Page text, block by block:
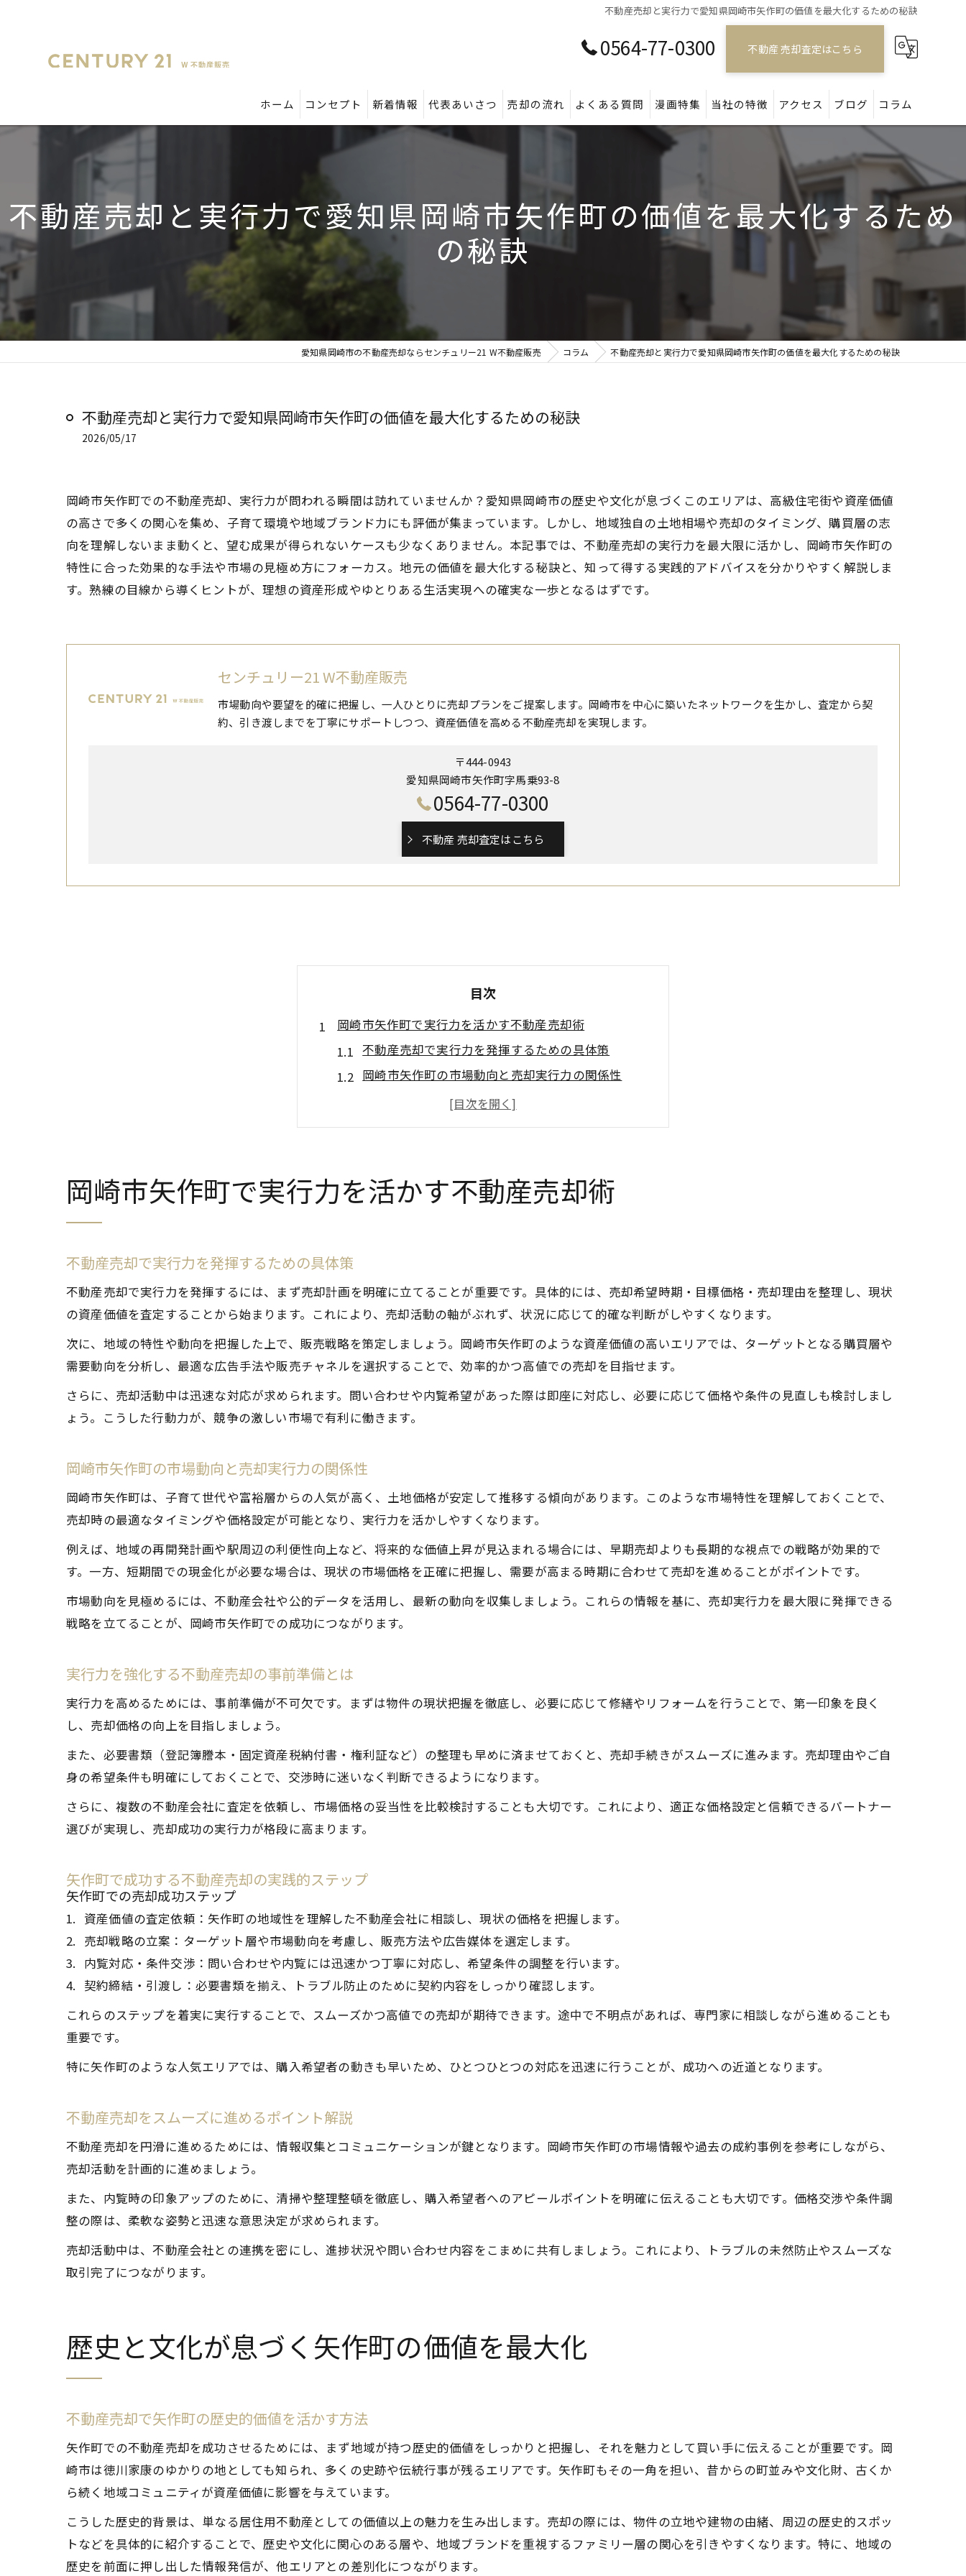
不動産売却と実行力で愛知県岡崎市矢作町の価値を最大化するための秘訣
0564-77-0300 不動産 売却査定はこちら
ホーム コンセプト 新着情報 代表あいさつ 売却の流れ よくある質問 漫画特集 当社の特徴
アパート
アクセス ブログ コラム
不動産売却と実行力で愛知県岡崎市矢作町の価値を最大化するため
の秘訣
愛知県岡崎市の不動産売却ならセンチュリー21 W不動産販売 コラム 不動産売却と実行力で愛知県岡崎市矢作町の価値を最大化するための秘訣
不動産売却と実行力で愛知県岡崎市矢作町の価値を最大化するための秘訣
2026/05/17
岡崎市矢作町での不動産売却、実行力が問われる瞬間は訪れていませんか？愛知県岡崎市の歴史や文化が息づくこのエリアは、高級住宅街や資産価値
の高さで多くの関心を集め、子育て環境や地域ブランド力にも評価が集まっています。しかし、地域独自の土地相場や売却のタイミング、購買層の志
向を理解しないまま動くと、望む成果が得られないケースも少なくありません。本記事では、不動産売却の実行力を最大限に活かし、岡崎市矢作町の
特性に合った効果的な手法や市場の見極め方にフォーカス。地元の価値を最大化する秘訣と、知って得する実践的アドバイスを分かりやすく解説しま
す。熟練の目線から導くヒントが、理想の資産形成やゆとりある生活実現への確実な一歩となるはずです。
センチュリー21 W不動産販売
市場動向や要望を的確に把握し、一人ひとりに売却プランをご提案します。岡崎市を中心に築いたネットワークを生かし、査定から契
約、引き渡しまでを丁寧にサポートしつつ、資産価値を高める不動産売却を実現します。
〒444-0943
愛知県岡崎市矢作町字馬乗93-8
0564-77-0300
不動産 売却査定はこちら
目次
岡崎市矢作町で実行力を活かす不動産売却術
不動産売却で実行力を発揮するための具体策
岡崎市矢作町の市場動向と売却実行力の関係性
実行力を強化する不動産売却の事前準備とは
矢作町で成功する不動産売却の実践的ステップ
歴史と文化が息づく矢作町の価値を最大化
不動産売却で矢作町の歴史的価値を活かす方法
不動産売却時に知りたい矢作町の魅力の伝え方
ゆとりある生活を叶える売却のコツ解説
不動産売却が叶えるゆとりある生活設計の秘訣
余裕ある暮らしへ導く不動産売却の進め方
生活満足度を上げる売却時のポイント
ゆとりのある資金計画と不動産売却の関係
矢作町ならではの土地相場と不動産売却の関係
不動産売却時に押さえるべき土地相場の特徴
矢作町の土地相場が売却価格に及ぼす影響
相場変動を見極めた不動産売却戦略の立て方
不動産売却で損しないための相場チェック法
土地相場データを活用した売却の成功術
子育て環境重視の方へ資産価値を高める方法
家族に選ばれる不動産売却のアピール方法
子育て世帯が注目する不動産売却のコツ
理想の売却タイミングと実践的な手順を紹介
不動産売却で失敗しない最適なタイミングの見極め
実践的な売却手順でスムーズな資産移行を実現
不動産売却を円滑に進めるステップと注意点
岡崎市矢作町で実行力を活かす不動産売却術
不動産売却で実行力を発揮するための具体策
不動産売却で実行力を発揮するには、まず売却計画を明確に立てることが重要です。具体的には、売却希望時期・目標価格・売却理由を整理し、現状
の資産価値を査定することから始まります。これにより、売却活動の軸がぶれず、状況に応じて的確な判断がしやすくなります。
次に、地域の特性や動向を把握した上で、販売戦略を策定しましょう。岡崎市矢作町のような資産価値の高いエリアでは、ターゲットとなる購買層や
需要動向を分析し、最適な広告手法や販売チャネルを選択することで、効率的かつ高値での売却を目指せます。
さらに、売却活動中は迅速な対応が求められます。問い合わせや内覧希望があった際は即座に対応し、必要に応じて価格や条件の見直しも検討しまし
ょう。こうした行動力が、競争の激しい市場で有利に働きます。
岡崎市矢作町の市場動向と売却実行力の関係性
岡崎市矢作町は、子育て世代や富裕層からの人気が高く、土地価格が安定して推移する傾向があります。このような市場特性を理解しておくことで、
売却時の最適なタイミングや価格設定が可能となり、実行力を活かしやすくなります。
例えば、地域の再開発計画や駅周辺の利便性向上など、将来的な価値上昇が見込まれる場合には、早期売却よりも長期的な視点での戦略が効果的で
す。一方、短期間での現金化が必要な場合は、現状の市場価格を正確に把握し、需要が高まる時期に合わせて売却を進めることがポイントです。
市場動向を見極めるには、不動産会社や公的データを活用し、最新の動向を収集しましょう。これらの情報を基に、売却実行力を最大限に発揮できる
戦略を立てることが、岡崎市矢作町での成功につながります。
実行力を強化する不動産売却の事前準備とは
実行力を高めるためには、事前準備が不可欠です。まずは物件の現状把握を徹底し、必要に応じて修繕やリフォームを行うことで、第一印象を良く
し、売却価格の向上を目指しましょう。
また、必要書類（登記簿謄本・固定資産税納付書・権利証など）の整理も早めに済ませておくと、売却手続きがスムーズに進みます。売却理由やご自
身の希望条件も明確にしておくことで、交渉時に迷いなく判断できるようになります。
さらに、複数の不動産会社に査定を依頼し、市場価格の妥当性を比較検討することも大切です。これにより、適正な価格設定と信頼できるパートナー
選びが実現し、売却成功の実行力が格段に高まります。
矢作町で成功する不動産売却の実践的ステップ
矢作町での売却成功ステップ
資産価値の査定依頼：矢作町の地域性を理解した不動産会社に相談し、現状の価格を把握します。
売却戦略の立案：ターゲット層や市場動向を考慮し、販売方法や広告媒体を選定します。
内覧対応・条件交渉：問い合わせや内覧には迅速かつ丁寧に対応し、希望条件の調整を行います。
契約締結・引渡し：必要書類を揃え、トラブル防止のために契約内容をしっかり確認します。
これらのステップを着実に実行することで、スムーズかつ高値での売却が期待できます。途中で不明点があれば、専門家に相談しながら進めることも
重要です。
特に矢作町のような人気エリアでは、購入希望者の動きも早いため、ひとつひとつの対応を迅速に行うことが、成功への近道となります。
不動産売却をスムーズに進めるポイント解説
不動産売却を円滑に進めるためには、情報収集とコミュニケーションが鍵となります。岡崎市矢作町の市場情報や過去の成約事例を参考にしながら、
売却活動を計画的に進めましょう。
また、内覧時の印象アップのために、清掃や整理整頓を徹底し、購入希望者へのアピールポイントを明確に伝えることも大切です。価格交渉や条件調
整の際は、柔軟な姿勢と迅速な意思決定が求められます。
売却活動中は、不動産会社との連携を密にし、進捗状況や問い合わせ内容をこまめに共有しましょう。これにより、トラブルの未然防止やスムーズな
取引完了につながります。
歴史と文化が息づく矢作町の価値を最大化
不動産売却で矢作町の歴史的価値を活かす方法
矢作町での不動産売却を成功させるためには、まず地域が持つ歴史的価値をしっかりと把握し、それを魅力として買い手に伝えることが重要です。岡
崎市は徳川家康のゆかりの地としても知られ、多くの史跡や伝統行事が残るエリアです。矢作町もその一角を担い、昔からの町並みや文化財、古くか
ら続く地域コミュニティが資産価値に影響を与えています。
こうした歴史的背景は、単なる居住用不動産としての価値以上の魅力を生み出します。売却の際には、物件の立地や建物の由緒、周辺の歴史的スポッ
トなどを具体的に紹介することで、歴史や文化に関心のある層や、地域ブランドを重視するファミリー層の関心を引きやすくなります。特に、地域の
歴史を前面に押し出した情報発信が、他エリアとの差別化につながります。